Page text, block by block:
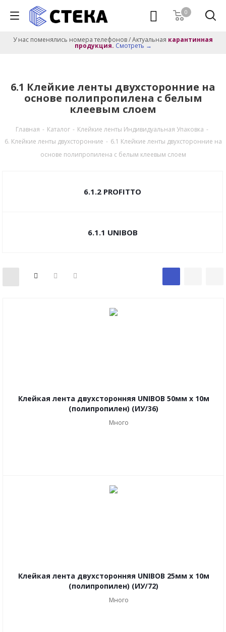
0
У нас поменялись номера телефонов / Актуальная карантинная
продукция. Смотреть →
6.1 Клейкие ленты двухсторонние на
основе полипропилена с белым
клеевым слоем
Главная - Каталог - Клейкие ленты Индивидуальная Упаковка -
6. Клейкие ленты двухсторонние - 6.1 Клейкие ленты двухсторонние на
основе полипропилена с белым клеевым слоем
6.1.2 PROFITTO
6.1.1 UNIBOB
Клейкая лента двухсторонняя UNIBOB 50мм х 10м
(полипропилен) (ИУ/36)
Много
Клейкая лента двухсторонняя UNIBOB 25мм х 10м
(полипропилен) (ИУ/72)
Много